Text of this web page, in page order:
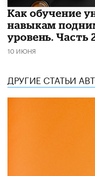
​Как обучение
навыкам
уровень. Часть
10 ИЮНЯ
ДРУГИЕ СТАТЬИ